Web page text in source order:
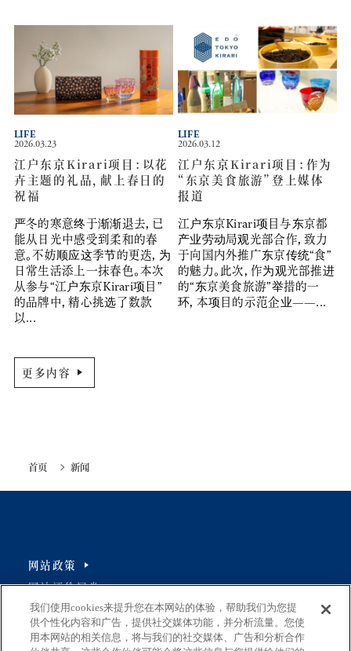
2026.03.23
江户东京Kirari项目：以花
卉主题的礼品，献上春日的
祝福
严冬的寒意终于渐渐退去，已
能从日光中感受到柔和的春
意。不妨顺应这季节的更迭，为
日常生活添上一抹春色。本次
从参与“江户东京Kirari项目”
的品牌中，精心挑选了数款
以...
LIFE
2026.03.12
江户东京Kirari项目：作为
“东京美食旅游”登上媒体
报道
江户东京Kirari项目与东京都
产业劳动局观光部合作，致力
于向国内外推广东京传统“食”
的魅力。此次，作为观光部推进
的“东京美食旅游”举措的一
环，本项目的示范企业——...
LIFE
更多内容
首页 新闻
网站政策
网站评价问卷
我们使用cookies来提升您在本网站的体验，帮助我们为您提
供个性化内容和广告，提供社交媒体功能，并分析流量。您使
用本网站的相关信息，将与我们的社交媒体、广告和分析合作